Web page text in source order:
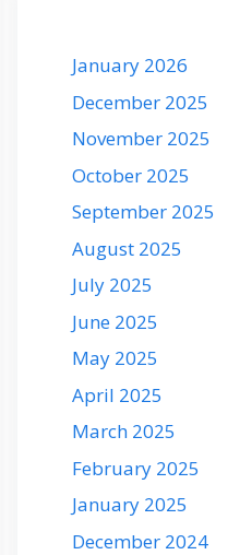
January 2026
December 2025
November 2025
October 2025
September 2025
August 2025
July 2025
June 2025
May 2025
April 2025
March 2025
February 2025
January 2025
December 2024